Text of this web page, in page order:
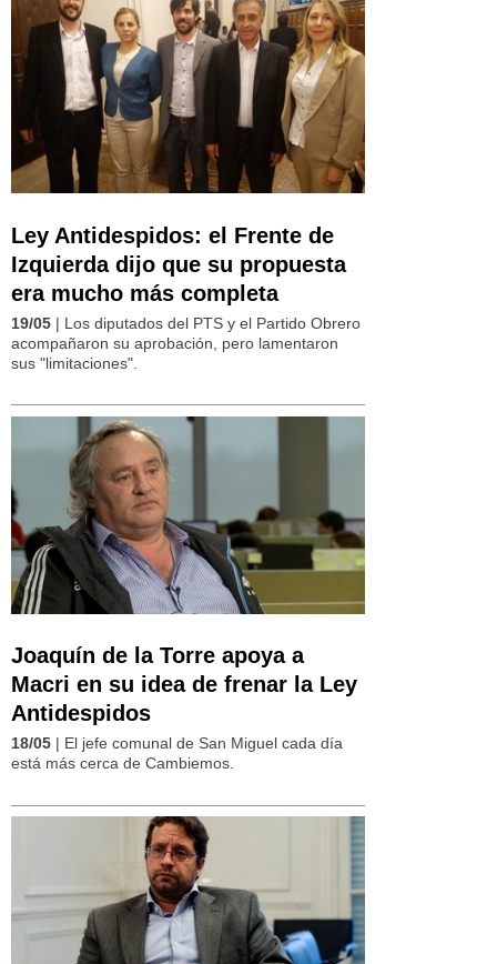
Ley Antidespidos: el Frente de
Izquierda dijo que su propuesta
era mucho más completa
19/05 | Los diputados del PTS y el Partido Obrero
acompañaron su aprobación, pero lamentaron
sus "limitaciones".
Joaquín de la Torre apoya a
Macri en su idea de frenar la Ley
Antidespidos
18/05 | El jefe comunal de San Miguel cada día
está más cerca de Cambiemos.